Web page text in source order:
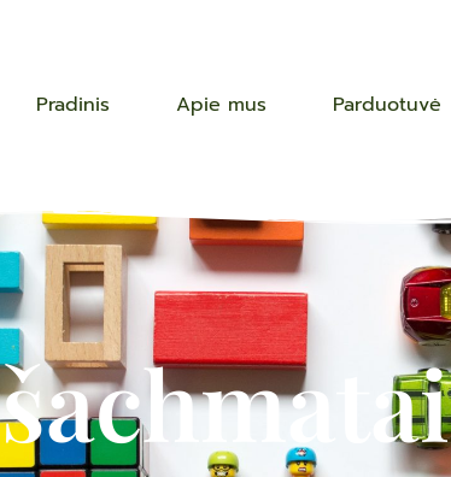
Pradinis Apie mus Parduotuvė
šachmatai